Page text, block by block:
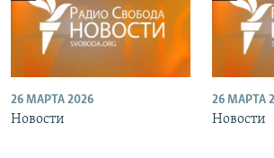
26 МАРТА 2026
Новости
26 МАРТА
Новости